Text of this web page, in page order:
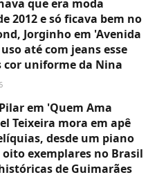
que era moda
2012 e só ficava bem no
Jorginho em 'Avenida
até com jeans esse
cor uniforme da Nina
em 'Quem Ama
Teixeira mora em apê
desde um piano
oito exemplares no Brasil
de Guimarães